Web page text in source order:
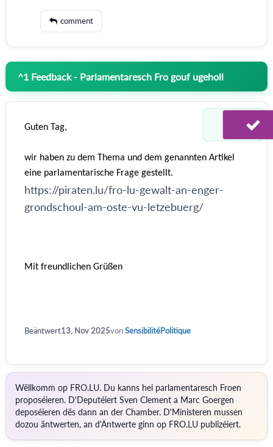
comment
^1 Feedback - Parlamentaresch Fro gouf ugeholl
Guten Tag,
wir haben zu dem Thema und dem genannten Artikel
eine parlamentarische Frage gestellt.
https://piraten.lu/fro-lu-gewalt-an-enger-
grondschoul-am-oste-vu-letzebuerg/
Mit freundlichen Grüßen
Beäntwert13, Nov 2025vonSensibilitéPolitique
Wëllkomm op FRO.LU. Du kanns hei parlamentaresch Froen
proposéieren. D'Deputéiert Sven Clement a Marc Goergen
deposéieren dës dann an der Chamber. D'Ministeren mussen
dozou äntwerten, an d'Äntwerte ginn op FRO.LU publizéiert.